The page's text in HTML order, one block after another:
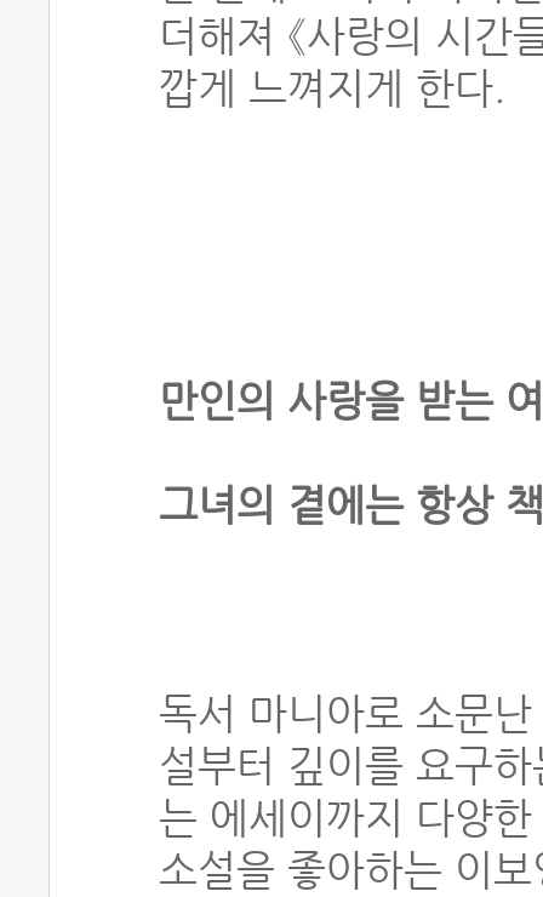
더해져 《사랑의 시간
깝게 느껴지게 한다.
만인의 사랑을 받는
그녀의 곁에는 항상
독서 마니아로 소문
설부터 깊이를 요구
는 에세이까지 다양
소설을 좋아하는 이